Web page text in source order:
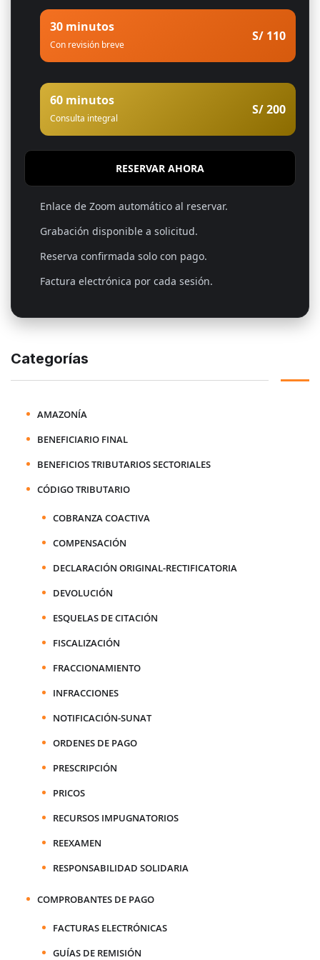
30 minutos
Con revisión breve
S/ 110
60 minutos
Consulta integral
S/ 200
RESERVAR AHORA
Enlace de Zoom automático al reservar.
Grabación disponible a solicitud.
Reserva confirmada solo con pago.
Factura electrónica por cada sesión.
Categorías
AMAZONÍA
BENEFICIARIO FINAL
BENEFICIOS TRIBUTARIOS SECTORIALES
CÓDIGO TRIBUTARIO
COBRANZA COACTIVA
COMPENSACIÓN
DECLARACIÓN ORIGINAL-RECTIFICATORIA
DEVOLUCIÓN
ESQUELAS DE CITACIÓN
FISCALIZACIÓN
FRACCIONAMIENTO
INFRACCIONES
NOTIFICACIÓN-SUNAT
ORDENES DE PAGO
PRESCRIPCIÓN
PRICOS
RECURSOS IMPUGNATORIOS
REEXAMEN
RESPONSABILIDAD SOLIDARIA
COMPROBANTES DE PAGO
FACTURAS ELECTRÓNICAS
GUÍAS DE REMISIÓN